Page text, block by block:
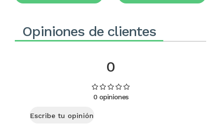
Opiniones de clientes
0
0 opiniones
Escribe tu opinión